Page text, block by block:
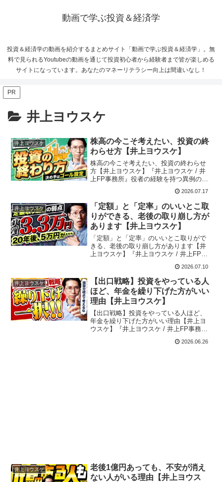
動画で学ぶ投資＆経済学
投資＆経済学の動画を紹介するまとめサイト「動画で学ぶ投資＆経済学」。無
料で見られるYoutubeの動画を通じて投資初心者から経験者まで皆が楽しめる
サイトになっています。あなたのマネーリテラシー向上は間違いなし！
PR
井上ヨウスケ
井上ヨウスケ
株高の今こそ考えたい、投資の終
わらせ方【井上ヨウスケ】
株高の今こそ考えたい、投資の終わらせ
方【井上ヨウスケ】『井上ヨウスケ / 井
上FP事務所』役者の経験を持つ異例のフ
ァイナンシャルプランナー。役者で得た
スキルで「誰よりもわかりやすく」をモ
ットーに、生きていく上で欠かせないお
金の知識をお伝えし...
2026.07.17
井上ヨウスケ
「定額」と「定率」のいいとこ取
りができる、老後の取り崩し方が
あります【井上ヨウスケ】
「定額」と「定率」のいいとこ取りがで
きる、老後の取り崩し方があります【井
上ヨウスケ】『井上ヨウスケ / 井上FP事
ンシャルプランナー。役者で得たスキル
で「誰よりもわかりやすく」をモットー
に、生きてい...
2026.07.10
井上ヨウスケ
【出口戦略】投資をやっている人
ほど、年金を繰り下げた方がいい
理由【井上ヨウスケ】
【出口戦略】投資をやっている人ほど、
年金を繰り下げた方がいい理由【井上ヨ
ウスケ】『井上ヨウスケ / 井上FP事務
シャルプランナー。役者で得たスキルで
2026.06.26
井上ヨウスケ
老後1億円あっても、不安が消え
ない人がいる理由【井上ヨウス